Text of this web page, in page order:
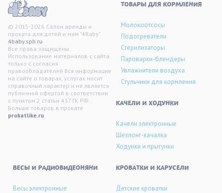
© 2015-2026 Салон аренды и
проката для детей и мам "4Baby"
4baby.spb.ru
Все права защищены.
Использование материалов с сайта
только с согласия
правообладателей Вся информация
на сайте о товарах, услугах носит
справочный характер и не является
публичной офертой в соответствии
с пунктом 2 статьи 437 ГК РФ. .
Больше товаров в прокате
prokatlike.ru
ТОВАРЫ ДЛЯ КОРМЛЕНИЯ
Молокоотсосы
Подогреватели
Стерилизаторы
Пароварки-блендеры
Увлажнители воздуха
Стульчики для кормления
KАЧЕЛИ И ХОДУНКИ
Качели электронные
Шезлонг-качалка
Ходунки и прыгунки
ВЕСЫ И РАДИОВИДЕОНЯНИ
Весы электронные
КРОВАТКИ И КАРУСЕЛИ
Детские кроватки